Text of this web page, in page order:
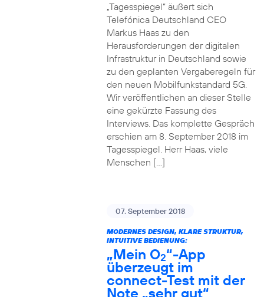
„Tagesspiegel“ äußert sich
Telefónica Deutschland CEO
Markus Haas zu den
Herausforderungen der digitalen
Infrastruktur in Deutschland sowie
zu den geplanten Vergaberegeln für
den neuen Mobilfunkstandard 5G.
Wir veröffentlichen an dieser Stelle
eine gekürzte Fassung des
Interviews. Das komplette Gespräch
erschien am 8. September 2018 im
Tagesspiegel. Herr Haas, viele
Menschen […]
07. September 2018
MODERNES DESIGN, KLARE STRUKTUR,
INTUITIVE BEDIENUNG:
„Mein O2“-App
überzeugt im
connect-Test mit der
Note „sehr gut“